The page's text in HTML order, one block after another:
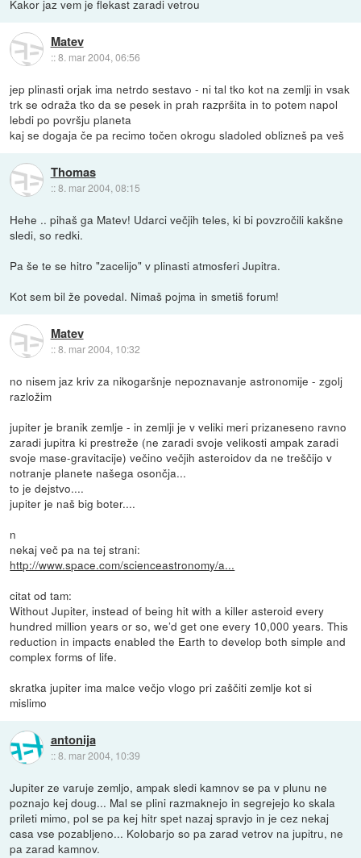
Kakor jaz vem je flekast zaradi vetrou
Matev
::8. mar 2004, 06:56
jep plinasti orjak ima netrdo sestavo - ni tal tko kot na zemlji in vsak
trk se odraža tko da se pesek in prah razpršita in to potem napol
lebdi po površju planeta
kaj se dogaja če pa recimo točen okrogu sladoled oblizneš pa veš
Thomas
::8. mar 2004, 08:15
Hehe .. pihaš ga Matev! Udarci večjih teles, ki bi povzročili kakšne
sledi, so redki.
Pa še te se hitro "zacelijo" v plinasti atmosferi Jupitra.
Kot sem bil že povedal. Nimaš pojma in smetiš forum!
Matev
::8. mar 2004, 10:32
no nisem jaz kriv za nikogaršnje nepoznavanje astronomije - zgolj
razložim
jupiter je branik zemlje - in zemlji je v veliki meri prizaneseno ravno
zaradi jupitra ki prestreže (ne zaradi svoje velikosti ampak zaradi
svoje mase-gravitacije) večino večjih asteroidov da ne treščijo v
notranje planete našega osončja...
to je dejstvo....
jupiter je naš big boter....
n
nekaj več pa na tej strani:
http://www.space.com/scienceastronomy/a...
citat od tam:
Without Jupiter, instead of being hit with a killer asteroid every
hundred million years or so, we’d get one every 10,000 years. This
reduction in impacts enabled the Earth to develop both simple and
complex forms of life.
skratka jupiter ima malce večjo vlogo pri zaščiti zemlje kot si
mislimo
antonija
::8. mar 2004, 10:39
Jupiter ze varuje zemljo, ampak sledi kamnov se pa v plunu ne
poznajo kej doug... Mal se plini razmaknejo in segrejejo ko skala
prileti mimo, pol se pa kej hitr spet nazaj spravjo in je cez nekaj
casa vse pozabljeno... Kolobarjo so pa zarad vetrov na jupitru, ne
pa zarad kamnov.